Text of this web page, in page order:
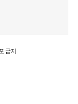
금지